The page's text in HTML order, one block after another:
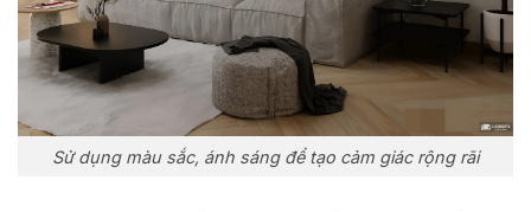
Sử dụng màu sắc, ánh sáng để tạo cảm giác rộng rãi